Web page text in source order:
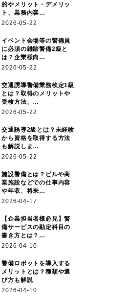
的やメリット・デメリッ
ト、業務内容…
2026-05-22
イベント会場等の警備員
に必須の雑踏警備2級と
は？企業様向…
2026-05-22
交通誘導警備業務検定1級
とは？取得のメリットや
受検方法、…
2026-05-22
交通誘導2級とは？未経験
から資格を取得する方法
も解説しま…
2026-05-22
施設警備とは？ビルや商
業施設などでの仕事内容
や年収、将来…
2026-04-17
【企業担当者様必見】警
備サービスの勘定科目の
書き方とは？…
2026-04-10
警備ロボットを導入する
メリットとは？種類や選
び方も解説
2026-04-10